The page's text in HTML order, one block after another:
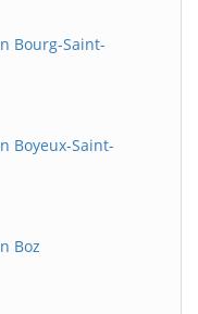
Bourg-Saint-
Boyeux-Saint-
Boz